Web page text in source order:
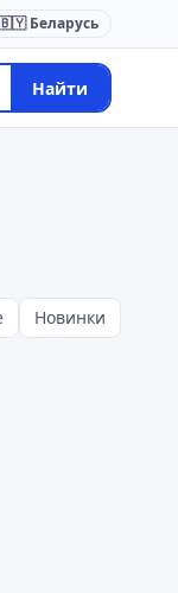
Беларусь
Найти
Новинки